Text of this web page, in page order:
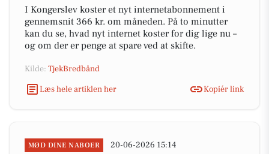
I Kongerslev koster et nyt internetabonnement i
gennemsnit 366 kr. om måneden. På to minutter
kan du se, hvad nyt internet koster for dig lige nu –
og om der er penge at spare ved at skifte.
Kilde: TjekBredbånd
Læs hele artiklen her
Kopiér link
MØD DINE NABOER 20-06-2026 15:14